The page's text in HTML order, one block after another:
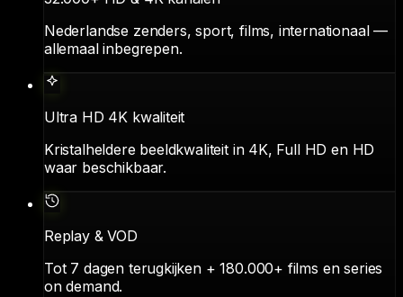
Nederlandse zenders, sport, films, internationaal —
allemaal inbegrepen.
Ultra HD 4K kwaliteit
Kristalheldere beeldkwaliteit in 4K, Full HD en HD
waar beschikbaar.
Replay & VOD
Tot 7 dagen terugkijken + 180.000+ films en series
on demand.